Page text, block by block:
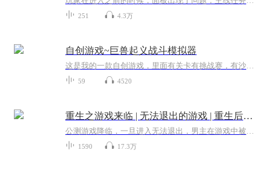
251 4.3万
自创游戏~巨兽起义战斗模拟器
这是我的一款自创游戏，里面有关卡有挑战赛，有沙盒模式。还有方舟生存模式，这里面可以玩很多种模式。你可以在这里面生存，也可以像玩儿和平精英那样玩儿
59 4520
重生之游戏来临 | 无法退出的游戏 | 重生后逆袭
公测游戏降临，一旦进入无法退出，男主在游戏中被最好的兄弟和最爱的女人联手背叛致死，死后，男主重生到游戏公测之前，凭借上一世的记忆和经验男主做了充足的准备逆袭游戏人生。
1590 17.3万